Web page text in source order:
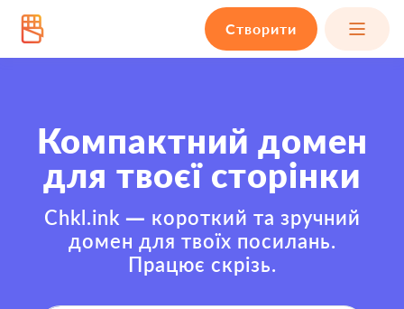
Створити
Компактний домен
для твоєї сторінки
Chkl.ink — короткий та зручний
домен для твоїх посилань.
Працює скрізь.